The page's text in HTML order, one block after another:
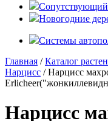
Сопутствующий
Новогодние
Системы
Главная /Каталог
Нарцисс / Нарцисс
Нарцисс